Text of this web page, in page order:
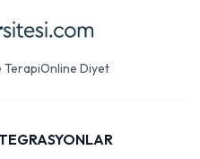
TerapiOnline Diyet